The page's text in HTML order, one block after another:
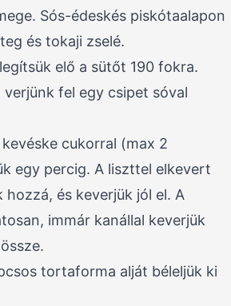
Sós-édeskés piskótaalapon
és tokaji zselé.
elő a sütőt 190 fokra.
fel egy csipet sóval
cukorral (max 2
egy percig. A liszttel elkevert
és keverjük jól el. A
immár kanállal keverjük
tortaforma alját béleljük ki